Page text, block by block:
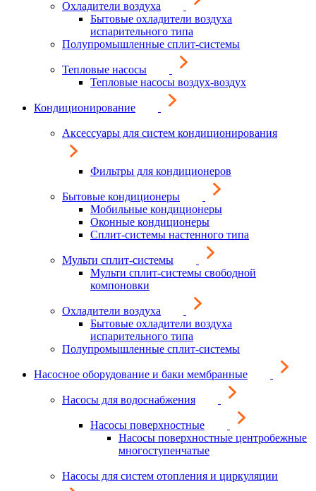
Охладители воздуха
Бытовые охладители воздуха
испарительного типа
Полупромышленные сплит-системы
Тепловые насосы
Тепловые насосы воздух-воздух
Кондиционирование
Аксессуары для систем кондиционирования
Фильтры для кондиционеров
Бытовые кондиционеры
Мобильные кондиционеры
Оконные кондиционеры
Сплит-системы настенного типа
Мульти сплит-системы
Мульти сплит-системы свободной
компоновки
Охладители воздуха
Бытовые охладители воздуха
испарительного типа
Полупромышленные сплит-системы
Насосное оборудование и баки мембранные
Насосы для водоснабжения
Насосы поверхностные
Насосы поверхностные центробежные
многоступенчатые
Насосы для систем отопления и циркуляции